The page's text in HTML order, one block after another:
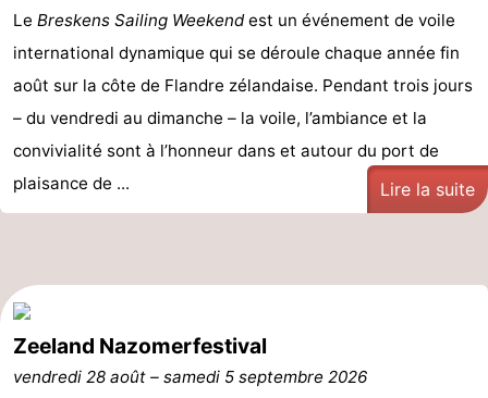
Nature
Zwin
Flandre-
Bruges
-
côte
-
Knokke-
Heist
-
Zeebrugge
-
Le Breskens Sailing Weekendest un événement de voile
international dynamique qui se déroule chaque année fin
août sur la côte de Flandre zélandaise. Pendant trois jours
– du vendredi au dimanche – la voile, l’ambiance et la
convivialité sont à l’honneur dans et autour du port de
plaisance de ...
Lire la suite
Zeeland Nazomerfestival
vendredi 28 août – samedi 5 septembre 2026